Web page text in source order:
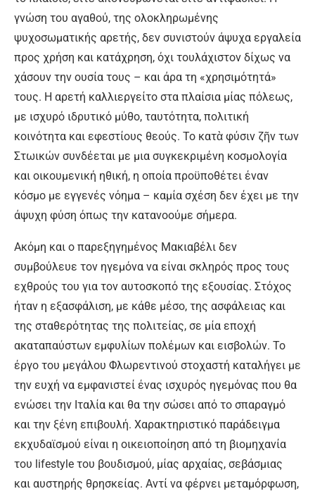
γνώση του αγαθού, της ολοκληρωμένης
ψυχοσωματικής αρετής, δεν συνιστούν άψυχα εργαλεία
προς χρήση και κατάχρηση, όχι τουλάχιστον δίχως να
χάσουν την ουσία τους – και άρα τη «χρησιμότητά»
τους. Η αρετή καλλιεργείτο στα πλαίσια μίας πόλεως,
με ισχυρό ιδρυτικό μύθο, ταυτότητα, πολιτική
κοινότητα και εφεστίους θεούς. Το κατὰ φύσιν ζῆν των
Στωικών συνδέεται με μια συγκεκριμένη κοσμολογία
και οικουμενική ηθική, η οποία προϋποθέτει έναν
κόσμο με εγγενές νόημα – καμία σχέση δεν έχει με την
άψυχη φύση όπως την κατανοούμε σήμερα.
Ακόμη και ο παρεξηγημένος Μακιαβέλι δεν
συμβούλευε τον ηγεμόνα να είναι σκληρός προς τους
εχθρούς του για τον αυτοσκοπό της εξουσίας. Στόχος
ήταν η εξασφάλιση, με κάθε μέσο, της ασφάλειας και
της σταθερότητας της πολιτείας, σε μία εποχή
ακαταπαύστων εμφυλίων πολέμων και εισβολών. Το
έργο του μεγάλου Φλωρεντινού στοχαστή καταλήγει με
την ευχή να εμφανιστεί ένας ισχυρός ηγεμόνας που θα
ενώσει την Ιταλία και θα την σώσει από το σπαραγμό
και την ξένη επιβουλή. Χαρακτηριστικό παράδειγμα
εκχυδαϊσμού είναι η οικειοποίηση από τη βιομηχανία
του lifestyle του βουδισμού, μίας αρχαίας, σεβάσμιας
και αυστηρής θρησκείας. Αντί να φέρνει μεταμόρφωση,